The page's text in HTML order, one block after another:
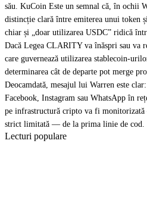
său. KuCoin Este un semnal că, în ochii
distincție clară între emiterea unui token
chiar și „doar utilizarea USDC” ridică
Dacă Legea CLARITY va înăspri sau va
care guvernează utilizarea stablecoin-
determinarea cât de departe pot merge
Deocamdată, mesajul lui Warren este
Facebook, Instagram sau WhatsApp în
pe infrastructură cripto va fi
strict limitată — de la prima linie de cod.
Lecturi populare